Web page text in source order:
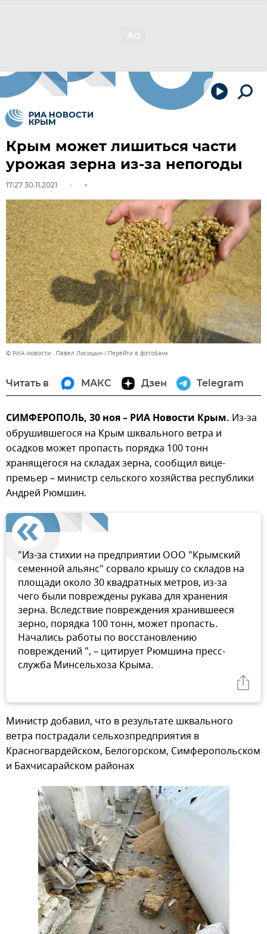
Крым может лишиться части
урожая зерна из-за непогоды
17:27 30.11.2021
© РИА Новости . Павел Лисицын Перейти в фотобанк
Читать в МАКС Дзен Telegram
СИМФЕРОПОЛЬ, 30 ноя – РИА Новости Крым. Из-за
обрушившегося на Крым шквального ветра и
осадков может пропасть порядка 100 тонн
хранящегося на складах зерна, сообщил вице-
премьер – министр сельского хозяйства республики
Андрей Рюмшин.
"Из-за стихии на предприятии ООО "Крымский
семенной альянс" сорвало крышу со складов на
площади около 30 квадратных метров, из-за
чего были повреждены рукава для хранения
зерна. Вследствие повреждения хранившееся
зерно, порядка 100 тонн, может пропасть.
Начались работы по восстановлению
повреждений ", – цитирует Рюмшина пресс-
служба Минсельхоза Крыма.
Министр добавил, что в результате шквального
ветра пострадали сельхозпредприятия в
Красногвардейском, Белогорском, Симферопольском
и Бахчисарайском районах